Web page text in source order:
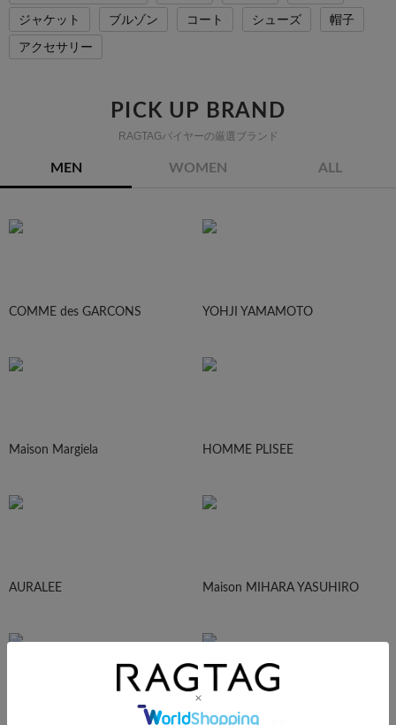
ジャケット
ブルゾン コート シューズ
帽子
アクセサリー
PICK UP BRAND
RAGTAGバイヤーの厳選ブランド
MEN WOMEN ALL
COMME des GARCONS YOHJI YAMAMOTO
Maison Margiela HOMME PLISEE
AURALEE Maison MIHARA YASUHIRO